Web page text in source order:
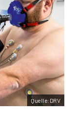
Quelle:DRV